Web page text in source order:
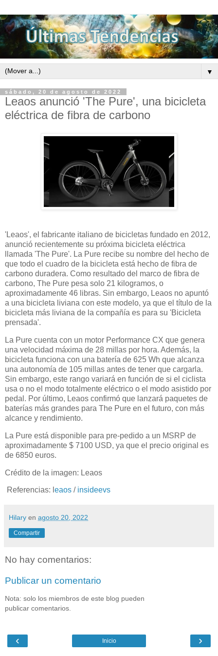
▼
sábado, 20 de agosto de 2022
Leaos anunció 'The Pure', una bicicleta
eléctrica de fibra de carbono
'Leaos', el fabricante italiano de bicicletas fundado en 2012,
anunció recientemente su próxima bicicleta eléctrica
llamada 'The Pure'. La Pure recibe su nombre del hecho de
que todo el cuadro de la bicicleta está hecho de fibra de
carbono duradera. Como resultado del marco de fibra de
carbono, The Pure pesa solo 21 kilogramos, o
aproximadamente 46 libras. Sin embargo, Leaos no apuntó
a una bicicleta liviana con este modelo, ya que el título de la
bicicleta más liviana de la compañía es para su 'Bicicleta
prensada'.
La Pure cuenta con un motor Performance CX que genera
una velocidad máxima de 28 millas por hora. Además, la
bicicleta funciona con una batería de 625 Wh que alcanza
una autonomía de 105 millas antes de tener que cargarla.
Sin embargo, este rango variará en función de si el ciclista
usa o no el modo totalmente eléctrico o el modo asistido por
pedal. Por último, Leaos confirmó que lanzará paquetes de
baterías más grandes para The Pure en el futuro, con más
alcance y rendimiento.
La Pure está disponible para pre-pedido a un MSRP de
aproximadamente $ 7100 USD, ya que el precio original es
de 6850 euros.
Crédito de la imagen: Leaos
Referencias: l eaos / insideevs
Hilary en agosto 20, 2022
Compartir
No hay comentarios:
Publicar un comentario
Nota: solo los miembros de este blog pueden
publicar comentarios.
‹ ›
Inicio